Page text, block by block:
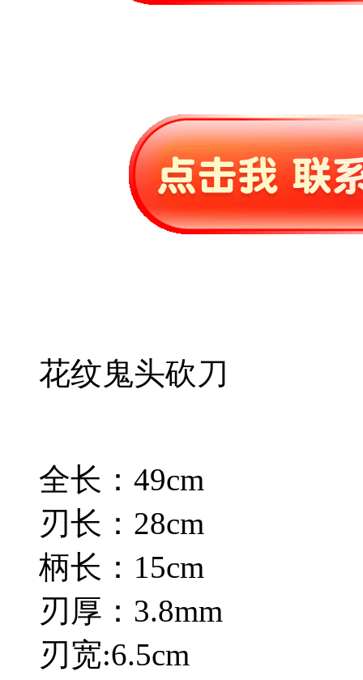
花纹鬼头砍刀
全长：49cm
刃长：28cm
柄长：15cm
刃厚：3.8mm
刃宽:6.5cm